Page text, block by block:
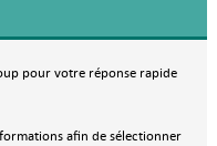
pour votre réponse rapide
afin de sélectionner